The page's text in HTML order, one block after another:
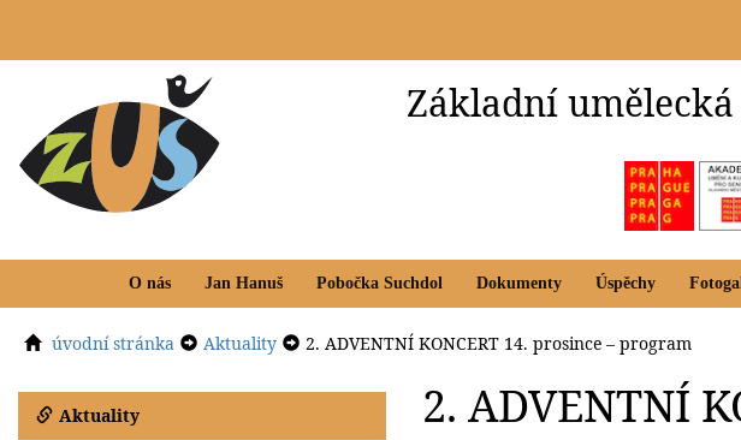
Základní umělecká
O nás Jan Hanuš Pobočka Suchdol Dokumenty Úspěchy
úvodní stránka Aktuality 2. ADVENTNÍ KONCERT 14. prosince – program
Aktuality 2. ADVENTNÍ